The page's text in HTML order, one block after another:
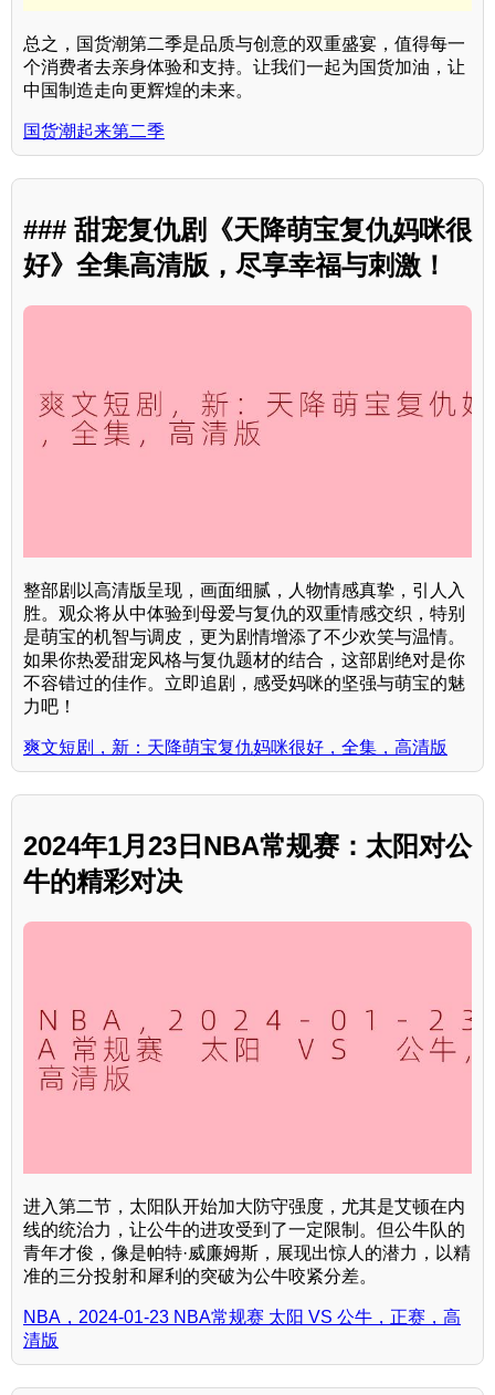
总之，国货潮第二季是品质与创意的双重盛宴，值得每一
个消费者去亲身体验和支持。让我们一起为国货加油，让
中国制造走向更辉煌的未来。
国货潮起来第二季
### 甜宠复仇剧《天降萌宝复仇妈咪很
好》全集高清版，尽享幸福与刺激！
整部剧以高清版呈现，画面细腻，人物情感真挚，引人入
胜。观众将从中体验到母爱与复仇的双重情感交织，特别
是萌宝的机智与调皮，更为剧情增添了不少欢笑与温情。
如果你热爱甜宠风格与复仇题材的结合，这部剧绝对是你
不容错过的佳作。立即追剧，感受妈咪的坚强与萌宝的魅
力吧！
爽文短剧，新：天降萌宝复仇妈咪很好，全集，高清版
2024年1月23日NBA常规赛：太阳对公
牛的精彩对决
进入第二节，太阳队开始加大防守强度，尤其是艾顿在内
线的统治力，让公牛的进攻受到了一定限制。但公牛队的
青年才俊，像是帕特·威廉姆斯，展现出惊人的潜力，以精
准的三分投射和犀利的突破为公牛咬紧分差。
NBA，2024-01-23 NBA常规赛 太阳 VS 公牛，正赛，高
清版